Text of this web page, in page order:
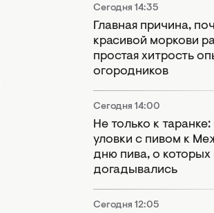
Сегодня 14:35
Главная причина,
красивой моркови
простая хитрость
огородников
Сегодня 14:00
Не только к
уловки с пивом к
дню пива, о которых
догадывались
Сегодня 12:05